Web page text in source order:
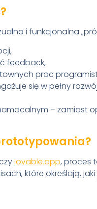
i funkcjonalna
feedback,
prac
się w pełny
– zamiast
lovable.app, proces
które określają,